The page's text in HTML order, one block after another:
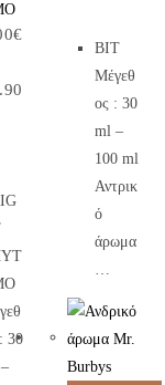
€
30
BIT
Μέγεθ
ος : 30
ml –
100 ml
Αντρικ
ό
άρωμα
…